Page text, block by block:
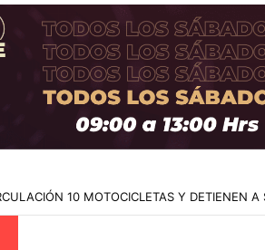
PUNTO DE VENTA Y RETIRAN